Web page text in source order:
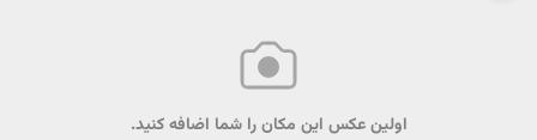
اولین عکس این مکان را شما اضافه کنید.